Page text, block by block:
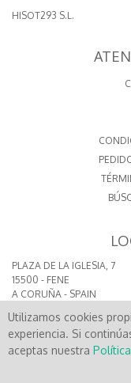
HISOT293 S.L.
PLAZA DE LA IGLESIA, 7
15500 - FENE
A CORUÑA - SPAIN
Utilizamos cookies
experiencia. Si
aceptas nuestra